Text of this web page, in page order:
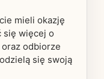
mieli okazję
się więcej o
odbiorze
się swoją